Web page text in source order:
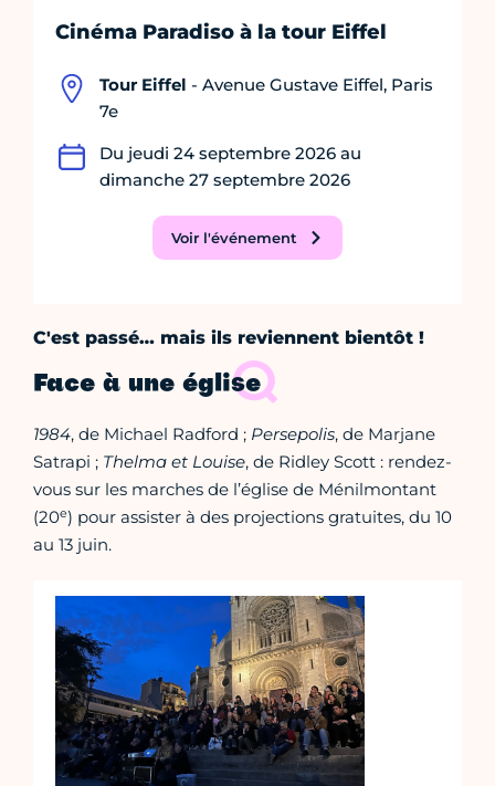
Cinéma Paradiso à la tour Eiffel
Tour Eiffel - Avenue Gustave Eiffel, Paris
7e
Du jeudi 24 septembre 2026 au
dimanche 27 septembre 2026
Voir l'événement
C'est passé… mais ils reviennent bientôt !
Face à une église
1984, de Michael Radford ; Persepolis, de Marjane
Satrapi ; Thelma et Louise, de Ridley Scott : rendez-
vous sur les marches de l’église de Ménilmontant
(20e) pour assister à des projections gratuites, du 10
au 13 juin.